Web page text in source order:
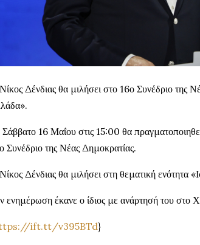
Δένδιας θα μιλήσει στο 16ο Συνέδριο της
16 Μαΐου στις 15:00 θα
Συνέδριο της Νέας Δημοκρατίας.
Δένδιας θα μιλήσει στη θεματική ενότητα
ενημέρωση έκανε ο ίδιος με ανάρτησή του στο
ift.tt/v395BTd}